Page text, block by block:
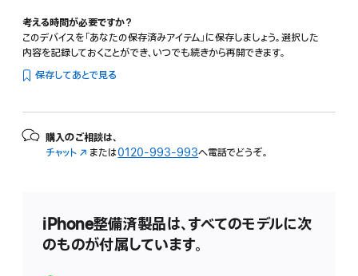
考える時間が必要ですか？
このデバイスを「あなたの保存済みアイテム」に保存しましょう。選択した
内容を記録しておくことができ、いつでも続きから再開できます。
保存してあとで見る
購入のご相談は、
チャット （新
ド
ウ
または0120-993-993へ電話でどうぞ。
iPhone整備済製品は、すべてのモデルに次
のものが付属しています。